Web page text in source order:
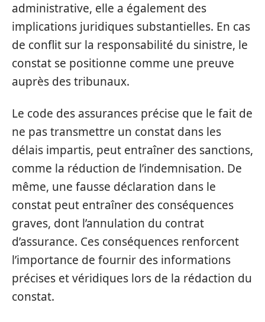
administrative, elle a également des
implications juridiques substantielles. En cas
de conflit sur la responsabilité du sinistre, le
constat se positionne comme une preuve
auprès des tribunaux.
Le code des assurances précise que le fait de
ne pas transmettre un constat dans les
délais impartis, peut entraîner des sanctions,
comme la réduction de l’indemnisation. De
même, une fausse déclaration dans le
constat peut entraîner des conséquences
graves, dont l’annulation du contrat
d’assurance. Ces conséquences renforcent
l’importance de fournir des informations
précises et véridiques lors de la rédaction du
constat.